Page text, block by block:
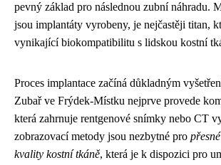
pevný základ pro následnou zubní náhradu.
jsou implantáty vyrobeny, je nejčastěji titan,
vynikající biokompatibilitu s lidskou kostní
Proces implantace začíná důkladným
Zubař ve Frýdek-Místku nejprve provede
která zahrnuje rentgenové snímky nebo CT
zobrazovací metody jsou nezbytné pro
kvality kostní tkáně, která je k dispozici pro